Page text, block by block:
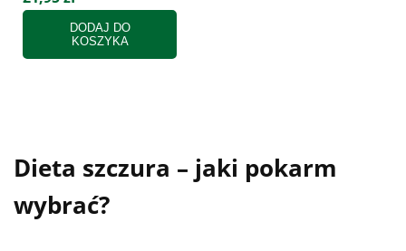
DODAJ DO
KOSZYKA
Dieta szczura – jaki pokarm
wybrać?